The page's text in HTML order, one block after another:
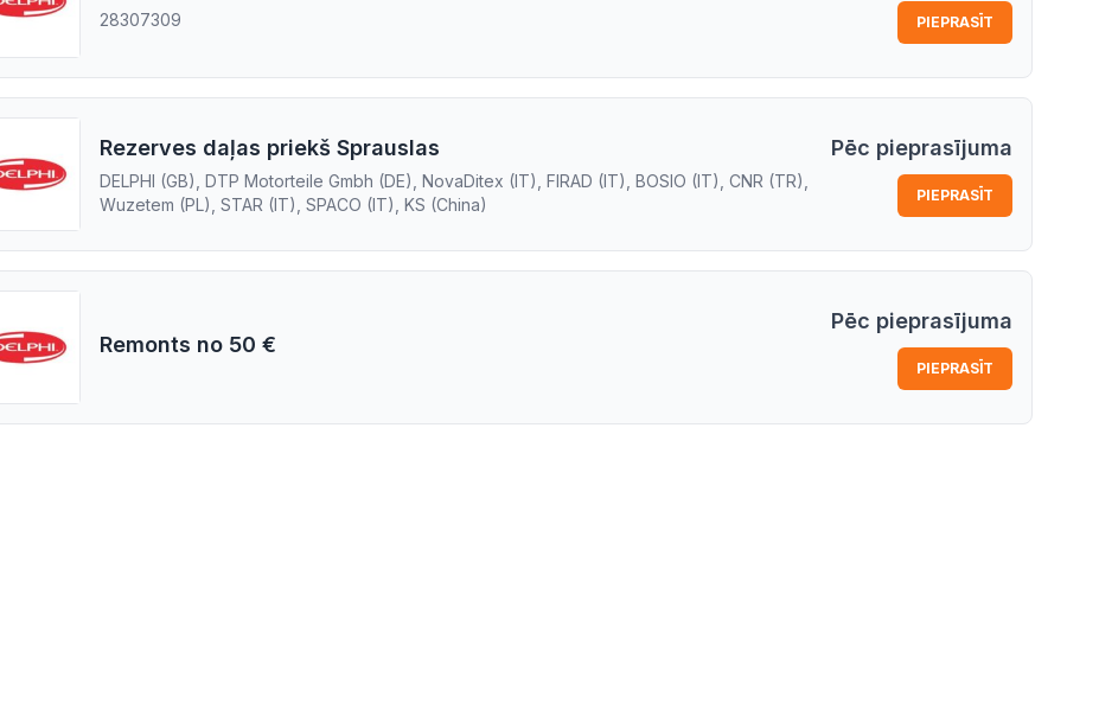
28307309 PIEPRASĪT
Rezerves daļas priekš Sprauslas
DELPHI (GB), DTP Motorteile Gmbh (DE), NovaDitex (IT), FIRAD (IT), BOSIO (IT), CNR (TR),
Wuzetem (PL), STAR (IT), SPACO (IT), KS (China)
Pēc pieprasījuma
PIEPRASĪT
Remonts no 50 €
Pēc pieprasījuma
PIEPRASĪT